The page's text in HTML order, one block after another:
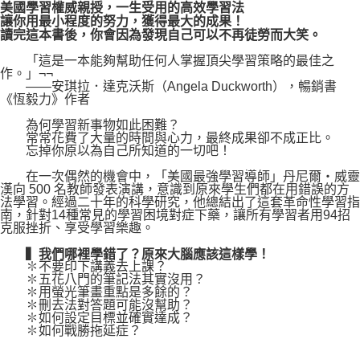
美國學習權威親授，一生受用的高效學習法
讓你用最小程度的努力，獲得最大的成果！
讀完這本書後，你會因為發現自己可以不再徒勞而大笑。
「這是一本能夠幫助任何人掌握頂尖學習策略的最佳之
作。」¬¬
——安琪拉．達克沃斯（Angela Duckworth），暢銷書
《恆毅力》作者
為何學習新事物如此困難？
常常花費了大量的時間與心力，最終成果卻不成正比。
忘掉你原以為自己所知道的一切吧！
在一次偶然的機會中，「美國最強學習導師」丹尼爾‧威靈
漢向 500 名教師發表演講，意識到原來學生們都在用錯誤的方
法學習。經過二十年的科學研究，他總結出了這套革命性學習指
南，針對14種常見的學習困境對症下藥，讓所有學習者用94招
克服挫折、享受學習樂趣。
▍我們哪裡學錯了？原來大腦應該這樣學！
✽不要印下講義去上課？
✽五花八門的筆記法其實沒用？
✽用螢光筆畫重點是多餘的？
✽刪去法對答題可能沒幫助？
✽如何設定目標並確實達成？
✽如何戰勝拖延症？